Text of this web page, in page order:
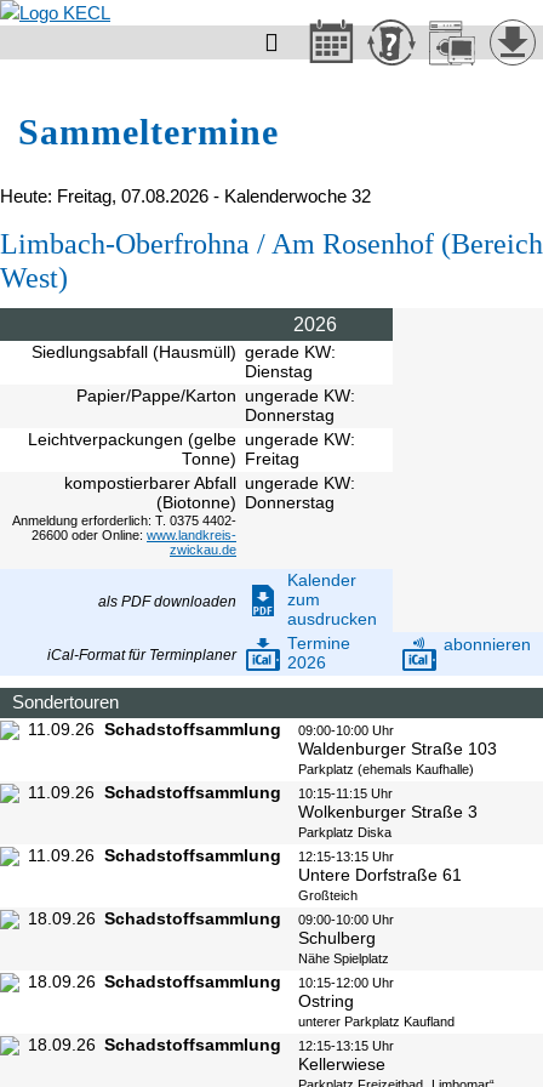

Sammeltermine
Heute: Freitag, 07.08.2026 - Kalenderwoche 32
Limbach-Oberfrohna / Am Rosenhof (Bereich
West)
2026
Siedlungsabfall (Hausmüll) gerade KW:
Dienstag
Papier/Pappe/Karton ungerade KW:
Donnerstag
Leichtverpackungen (gelbe
Tonne)
ungerade KW:
Freitag
kompostierbarer Abfall
(Biotonne)
Anmeldung erforderlich: T. 0375 4402-
26600 oder Online: www.landkreis-
zwickau.de
ungerade KW:
Donnerstag
als PDF downloaden
Kalender
zum
ausdrucken
iCal-Format für Terminplaner
Termine
2026
abonnieren
Sondertouren
11.09.26 Schadstoffsammlung 09:00-10:00 Uhr
Waldenburger Straße 103
Parkplatz (ehemals Kaufhalle)
11.09.26 Schadstoffsammlung 10:15-11:15 Uhr
Wolkenburger Straße 3
Parkplatz Diska
11.09.26 Schadstoffsammlung 12:15-13:15 Uhr
Untere Dorfstraße 61
Großteich
18.09.26 Schadstoffsammlung 09:00-10:00 Uhr
Schulberg
Nähe Spielplatz
18.09.26 Schadstoffsammlung 10:15-12:00 Uhr
Ostring
unterer Parkplatz Kaufland
18.09.26 Schadstoffsammlung 12:15-13:15 Uhr
Kellerwiese